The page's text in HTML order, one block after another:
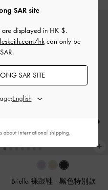
Briella 裸跟鞋 -黑色特別款
SAR site
are displayed in HK $.
hk can only be
SAR SITE
about international shipping.